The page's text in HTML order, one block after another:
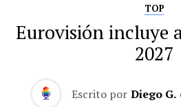
TOP
Eurovisión incluye
2027
Escrito por Diego G.